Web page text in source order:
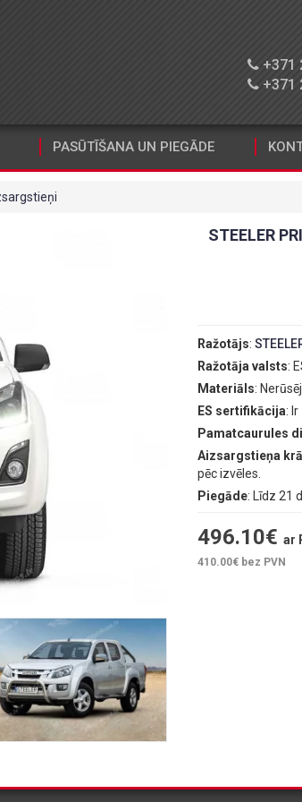
+371
+371
PASŪTĪŠANA UN PIEGĀDE
STEELER
Ražotājs:
Ražotāja valsts:
Materiāls:
ES sertifikācija: Ir
Pamatcaurules
Aizsargstieņa
pēc izvēles.
Piegāde: Līdz 21
496.10€ ar
410.00€ bez PVN